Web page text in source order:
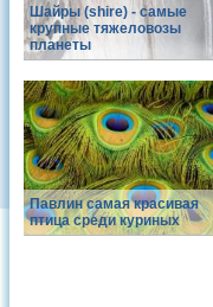
Шайры (shire) - самые
крупные тяжеловозы
планеты
Павлин самая красивая
птица среди куриных